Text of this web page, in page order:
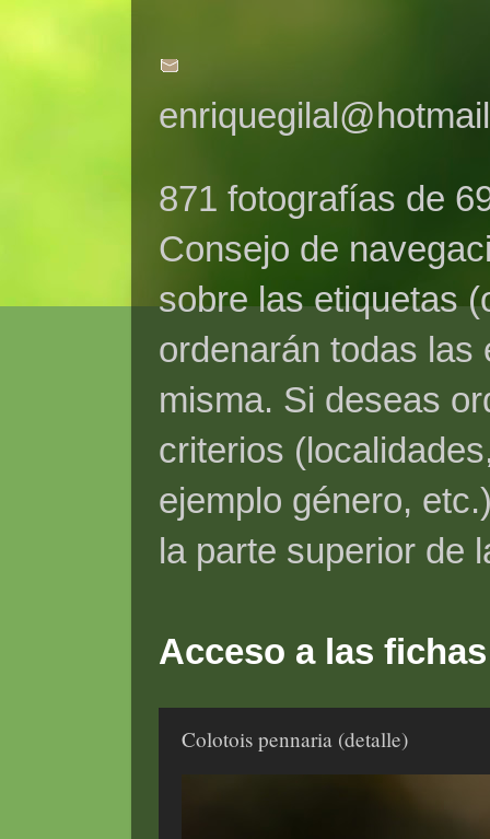
871 fotografías de
Consejo de
sobre las etiquetas
ordenarán todas las
misma. Si deseas
criterios
ejemplo género,
la parte superior de
Acceso a las
Colotois pennaria (detalle)